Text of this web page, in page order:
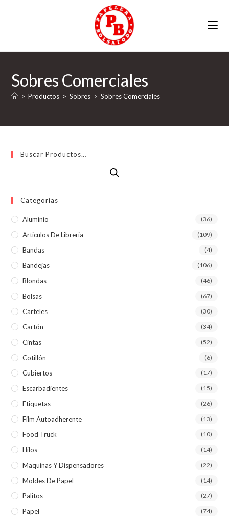
Sobres Comerciales
> Productos > Sobres > Sobres Comerciales
Buscar Productos…
Categorías
Aluminio (36)
Articulos De Libreria (109)
Bandas (4)
Bandejas (106)
Blondas (46)
Bolsas (67)
Carteles (30)
Cartón (34)
Cintas (52)
Cotillón (6)
Cubiertos (17)
Escarbadientes (15)
Etiquetas (26)
Film Autoadherente (13)
Food Truck (10)
Hilos (14)
Maquinas Y Dispensadores (22)
Moldes De Papel (14)
Palitos (27)
Papel (74)